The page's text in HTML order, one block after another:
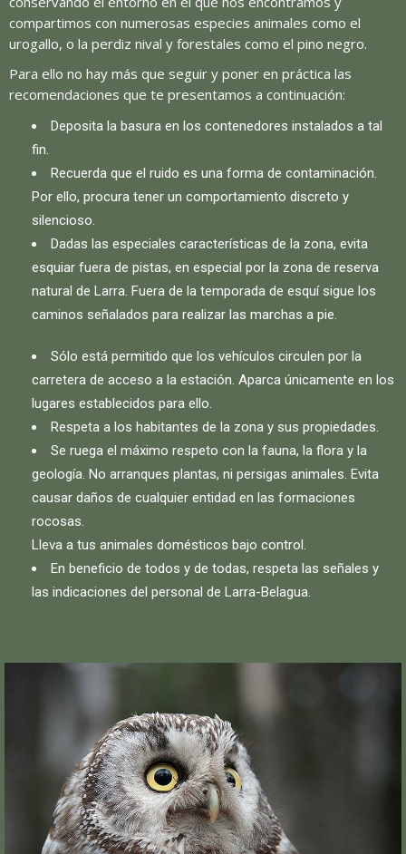
compartimos con numerosas especies animales como el
urogallo, o la perdiz nival y forestales como el pino negro.
Para ello no hay más que seguir y poner en práctica las
recomendaciones que te presentamos a continuación:
Deposita la basura en los contenedores instalados a tal
fin.
Recuerda que el ruido es una forma de contaminación.
Por ello, procura tener un comportamiento discreto y
silencioso.
Dadas las especiales características de la zona, evita
esquiar fuera de pistas, en especial por la zona de reserva
natural de Larra. Fuera de la temporada de esquí sigue los
caminos señalados para realizar las marchas a pie.
Sólo está permitido que los vehículos circulen por la
carretera de acceso a la estación. Aparca únicamente en los
lugares establecidos para ello.
Respeta a los habitantes de la zona y sus propiedades.
Se ruega el máximo respeto con la fauna, la flora y la
geología. No arranques plantas, ni persigas animales. Evita
causar daños de cualquier entidad en las formaciones
rocosas.
Lleva a tus animales domésticos bajo control.
En beneficio de todos y de todas, respeta las señales y
las indicaciones del personal de Larra-Belagua.